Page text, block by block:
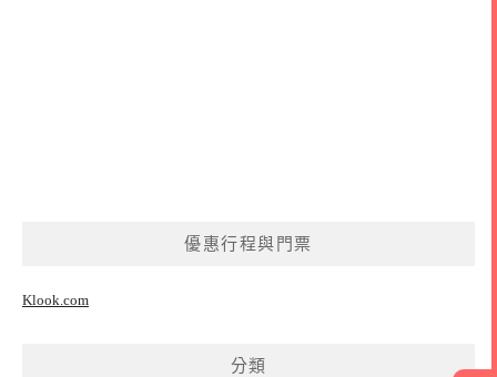
優惠行程與門票
Klook.com
分類